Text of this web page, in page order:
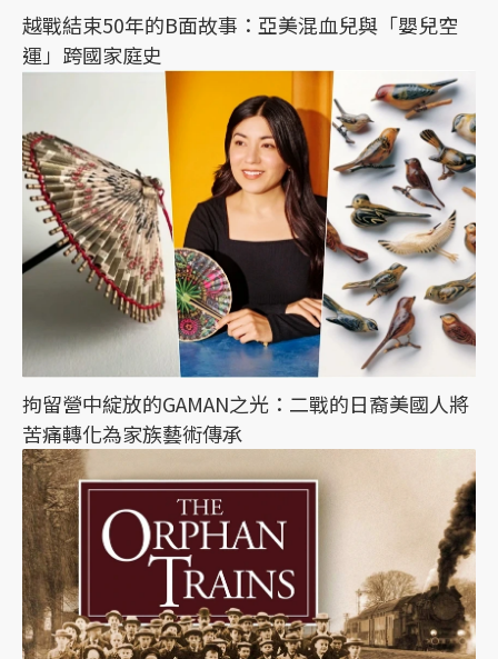
越戰結束50年的B面故事：亞美混血兒與「嬰兒空
運」跨國家庭史
拘留營中綻放的GAMAN之光：二戰的日裔美國人將
苦痛轉化為家族藝術傳承